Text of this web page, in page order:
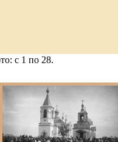
с 1 по 28.